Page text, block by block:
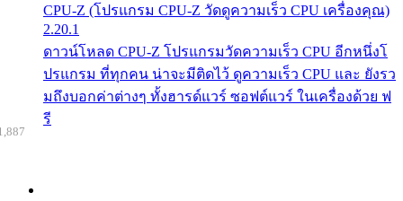
CPU-Z (โปรแกรม CPU-Z วัดดูความเร็ว CPU เครื่องคุณ)
2.20.1
ดาวน์โหลด CPU-Z โปรแกรมวัดความเร็ว CPU อีกหนึ่งโ
ปรแกรม ที่ทุกคน น่าจะมีติดไว้ ดูความเร็ว CPU และ ยังรว
มถึงบอกค่าต่างๆ ทั้งฮารด์แวร์ ซอฟต์แวร์ ในเครื่องด้วย ฟ
รี